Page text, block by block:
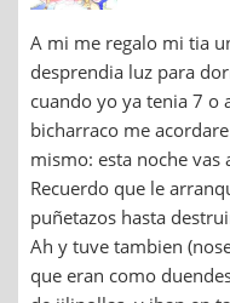
A mi me regalo mi tia
desprendia luz para
cuando yo ya tenia 7 o
bicharraco me
mismo: esta noche
Recuerdo que le
puñetazos hasta
Ah y tuve tambien
que eran como